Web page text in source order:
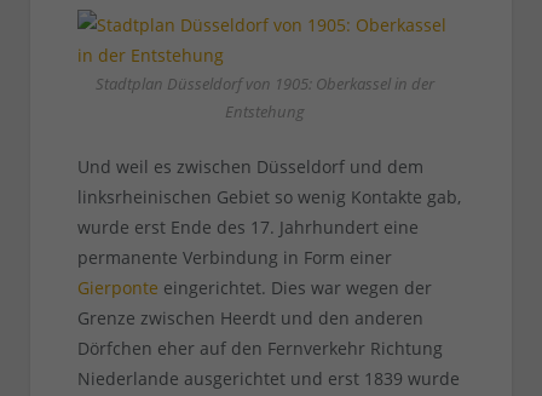
Stadtplan Düsseldorf von 1905: Oberkassel in der
Entstehung
Und weil es zwischen Düsseldorf und dem
linksrheinischen Gebiet so wenig Kontakte gab,
wurde erst Ende des 17. Jahrhundert eine
permanente Verbindung in Form einer
Gierponte eingerichtet. Dies war wegen der
Grenze zwischen Heerdt und den anderen
Dörfchen eher auf den Fernverkehr Richtung
Niederlande ausgerichtet und erst 1839 wurde